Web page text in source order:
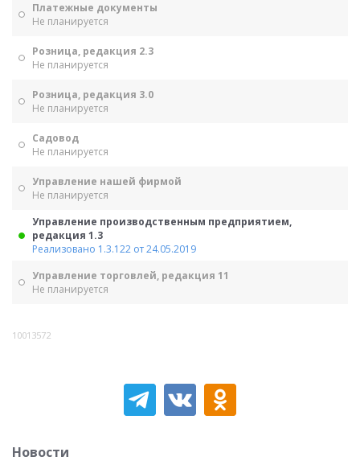
Платежные документы
Не планируется
Розница, редакция 2.3
Не планируется
Розница, редакция 3.0
Не планируется
Садовод
Не планируется
Управление нашей фирмой
Не планируется
Управление производственным предприятием,
редакция 1.3
Реализовано 1.3.122 от 24.05.2019
Управление торговлей, редакция 11
Не планируется
10013572
Новости